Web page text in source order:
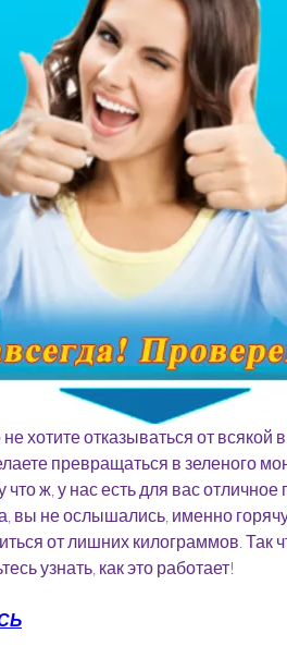
хотите отказываться от всякой
превращаться в зеленого
что ж, у нас есть для вас
вы не ослышались, именно
от лишних килограммов. Так
узнать, как это работает!